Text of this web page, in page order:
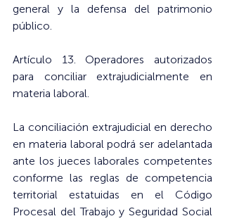
general y la defensa del patrimonio
público.
Artículo 13. Operadores autorizados
para conciliar extrajudicialmente en
materia laboral.
La conciliación extrajudicial en derecho
en materia laboral podrá ser adelantada
ante los jueces laborales competentes
conforme las reglas de competencia
territorial estatuidas en el Código
Procesal del Trabajo y Seguridad Social